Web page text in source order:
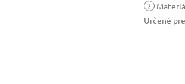
?
Určené pre